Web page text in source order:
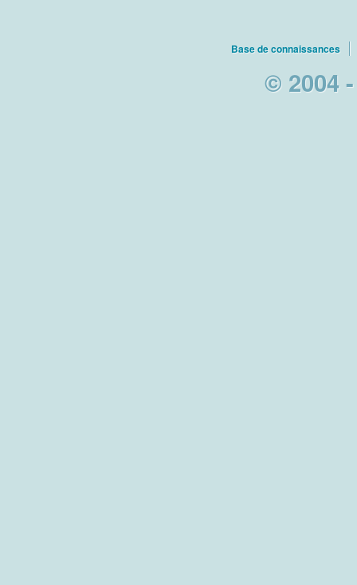
Base de connaissances
© 2004